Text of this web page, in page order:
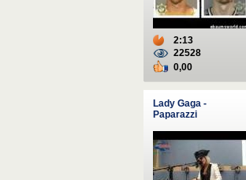
2:13
22528
0,00
Lady Gaga -
Paparazzi